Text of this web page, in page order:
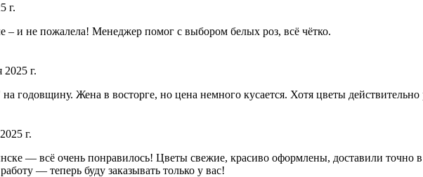
г.
– и не пожалела! Менеджер помог с выбором белых роз, всё чётко.
2025 г.
годовщину. Жена в восторге, но цена немного кусается. Хотя цветы
г.
— всё очень понравилось! Цветы свежие, красиво оформлены, доставили точно
— теперь буду заказывать только у вас!